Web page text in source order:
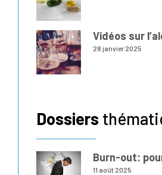
Vidéos sur
28 janvier 2025
Dossiers
Burn-out:
11 août 2025